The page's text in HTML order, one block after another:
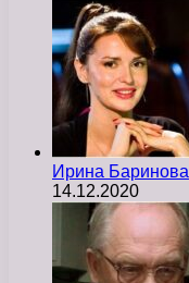
Ирина Баринова
14.12.2020